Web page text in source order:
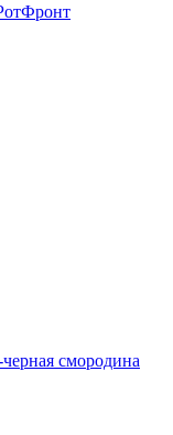
смородина